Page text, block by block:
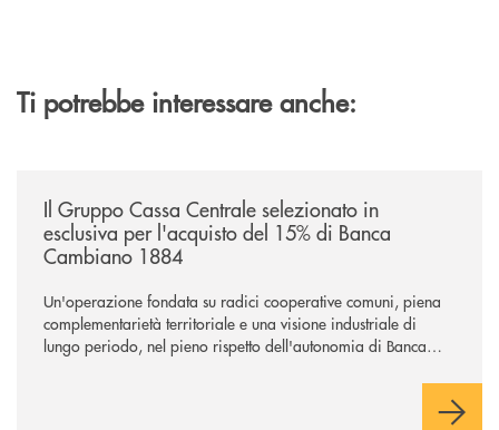
Ti potrebbe interessare anche:
Il Gruppo Cassa Centrale selezionato in
esclusiva per l'acquisto del 15% di Banca
Cambiano 1884
Un'operazione fondata su radici cooperative comuni, piena
complementarietà territoriale e una visione industriale di
lungo periodo, nel pieno rispetto dell'autonomia di Banca
negoziazione esclusiva per la finalizzazione dell’operazione.